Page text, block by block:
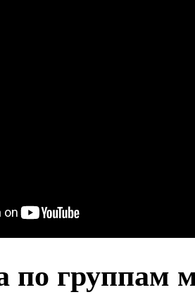
по группам